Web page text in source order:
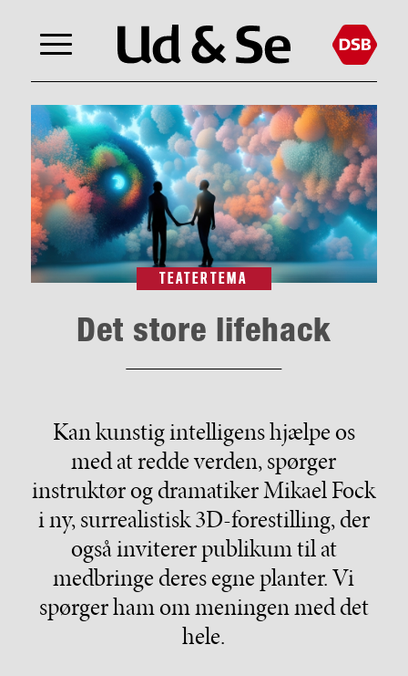
TEATERTEMA
Det store lifehack
Kan kunstig intelligens hjælpe os
med at redde verden, spørger
instruktør og dramatiker Mikael Fock
i ny, surrealistisk 3D-forestilling, der
også inviterer publikum til at
medbringe deres egne planter. Vi
spørger ham om meningen med det
hele.